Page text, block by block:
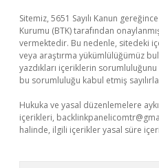
Sitemiz, 5651 Sayılı Kanun
Kurumu (BTK) tarafından
vermektedir. Bu nedenle, sitedeki
veya araştırma yükümlülüğümüz
yazdıkları içeriklerin
bu sorumluluğu kabul etmiş
Hukuka ve yasal düzenlemelere
içerikleri,
halinde, ilgili içerikler yasal süre